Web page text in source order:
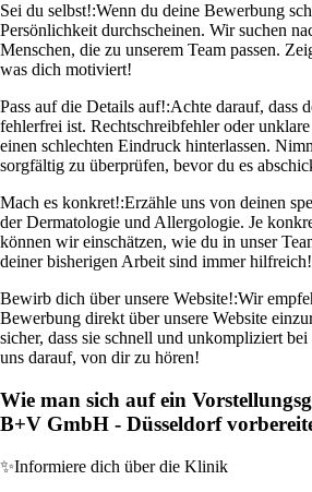
Sei du selbst!:Wenn du deine Bewerbung
Persönlichkeit durchscheinen. Wir suchen
Menschen, die zu unserem Team passen.
was dich motiviert!
Pass auf die Details auf!:Achte darauf, dass
fehlerfrei ist. Rechtschreibfehler oder
einen schlechten Eindruck hinterlassen.
sorgfältig zu überprüfen, bevor du es
Mach es konkret!:Erzähle uns von deinen
der Dermatologie und Allergologie. Je
können wir einschätzen, wie du in unser
deiner bisherigen Arbeit sind immer hilfreich!
Bewirb dich über unsere Website!:Wir
Bewerbung direkt über unsere Website
sicher, dass sie schnell und unkompliziert
uns darauf, von dir zu hören!
Wie man sich auf ein
B+V GmbH - Düsseldorf
✨Informiere dich über die Klinik